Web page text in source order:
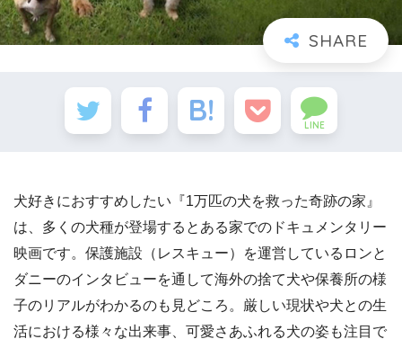
LINE
犬好きにおすすめしたい『1万匹の犬を救った奇跡の家』
は、多くの犬種が登場するとある家でのドキュメンタリー
映画です。保護施設（レスキュー）を運営しているロンと
ダニーのインタビューを通して海外の捨て犬や保養所の様
子のリアルがわかるのも見どころ。厳しい現状や犬との生
活における様々な出来事、可愛さあふれる犬の姿も注目で